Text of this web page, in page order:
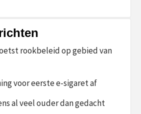
rookbeleid op gebied van
voor eerste e-sigaret af
al veel ouder dan gedacht